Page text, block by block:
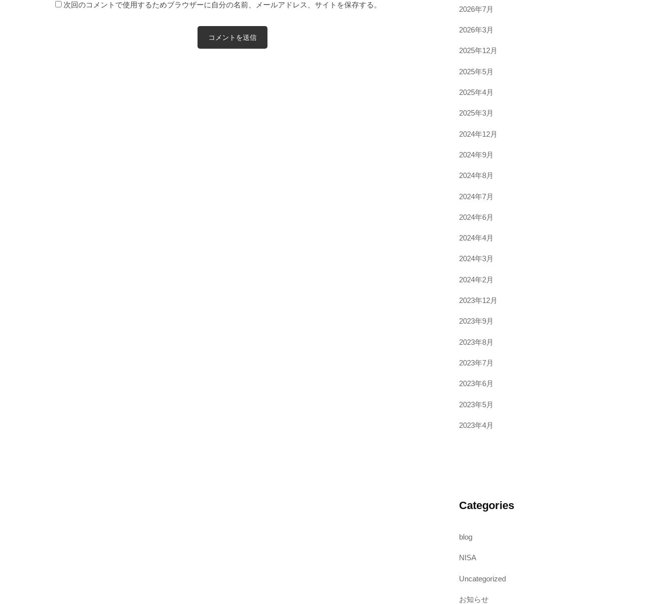
次回のコメントで使用するためブラウザーに自分の名前、メールアドレス、サイトを保存する。
2026年7月
2026年3月
2025年12月
2025年5月
2025年4月
2025年3月
2024年12月
2024年9月
2024年8月
2024年7月
2024年6月
2024年4月
2024年3月
2024年2月
2023年12月
2023年9月
2023年8月
2023年7月
2023年6月
2023年5月
2023年4月
Categories
blog
NISA
Uncategorized
お知らせ